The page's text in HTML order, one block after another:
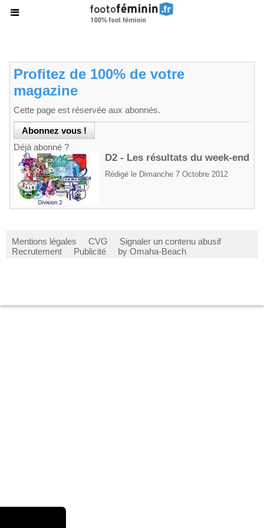
Profitez de 100% de votre
magazine
Cette page est réservée aux abonnés.
Déjà abonné ?
D2 - Les résultats du week-end
Rédigé le Dimanche 7 Octobre 2012
Mentions légales CVG
Signaler un contenu abusif
Recrutement
Publicité by Omaha-Beach